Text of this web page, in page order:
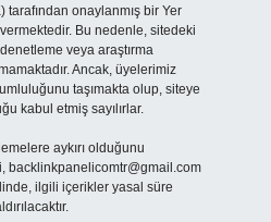
tarafından onaylanmış bir Yer
Bu nedenle, sitedeki
veya araştırma
Ancak, üyelerimiz
taşımakta olup, siteye
kabul etmiş sayılırlar.
aykırı olduğunu
backlinkpanelicomtr@gmail.com
ilgili içerikler yasal süre